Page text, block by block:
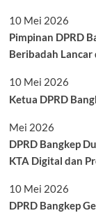
10 Mei 2026
Pimpinan DPRD
Beribadah
10 Mei 2026
Ketua DPRD
Mei 2026
DPRD Bangkep
KTA Digital dan
10 Mei 2026
DPRD Bangkep